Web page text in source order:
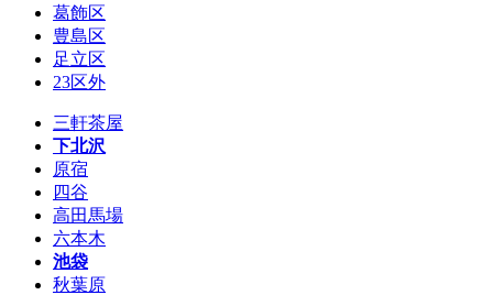
葛飾区
豊島区
足立区
23区外
三軒茶屋
下北沢
原宿
四谷
高田馬場
六本木
池袋
秋葉原